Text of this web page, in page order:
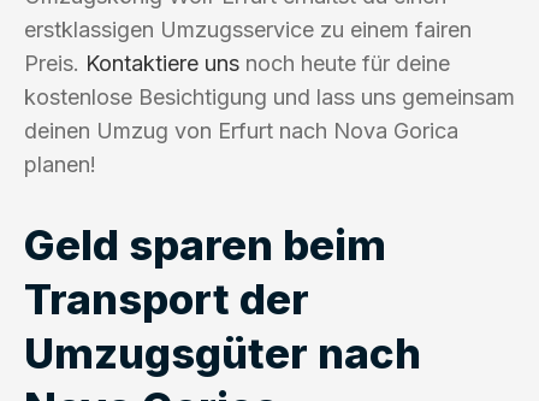
erstklassigen Umzugsservice zu einem fairen
Preis. Kontaktiere uns noch heute für deine
kostenlose Besichtigung und lass uns gemeinsam
deinen Umzug von Erfurt nach Nova Gorica
planen!
Geld sparen beim
Transport der
Umzugsgüter nach